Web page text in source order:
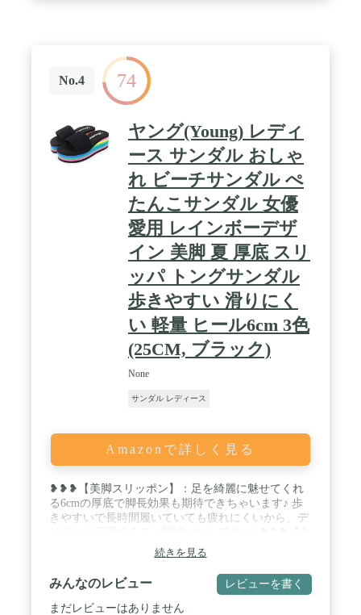
No.4 74
ヤング(Young) レディ
ース サンダル おしゃ
れ ビーチサンダル ぺ
たんこサンダル 女優
愛用 レインボーデザ
イン 美脚 夏 厚底 スリ
ッパ トングサンダル
歩きやすい 滑りにく
い 軽量 ヒール6cm 3色
(25CM, ブラック)
None
サンダル レディース
Amazonで詳しく見る
❥❥❥【美脚スリッポン】：足を綺麗に魅せてくれ
る6cmの厚底で脚長効果も期待できちゃいます♪ 歩
きやすいで長時間履いていても疲れにくいから、デ
わせやすい】：脱ぎ履きがとっても楽ちんなレディ
ース厚底サンダルです、スカートでもパンツでもど
んな服でも相性抜群で、１足持っているとデイリー
ユースからお出かけ用としてまで大活躍すること間
違いなし♪ / ❥❥❥【デザイン】：表地はオシャレ合
続きを見る
みんなのレビュー レビューを書く
まだレビューはありません